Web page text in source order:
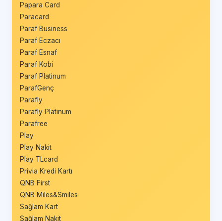
Papara Card
Paracard
Paraf Business
Paraf Eczacı
Paraf Esnaf
Paraf Kobi
Paraf Platinum
ParafGenç
Parafly
Parafly Platinum
Parafree
Play
Play Nakit
Play TLcard
Privia Kredi Kartı
QNB First
QNB Miles&Smiles
Sağlam Kart
Sağlam Nakit